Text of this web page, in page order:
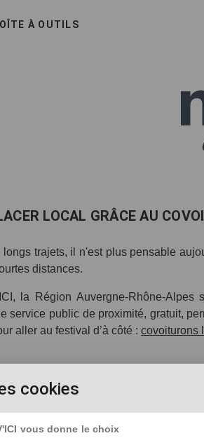
À OUTILS
LOCAL GRÂCE AU
trajets, il n'est plus pensable
distances.
la Région Auvergne-Rhône-
service public de proximité, gratuit,
aller au festival d’à côté :covoiturons
NOS TRAJETS ET NOS
service de transport de proximité,
cookies
vous donne le choix